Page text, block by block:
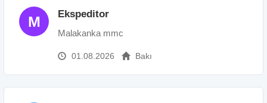
M Ekspeditor
Malakanka mmc
01.08.2026 Bakı